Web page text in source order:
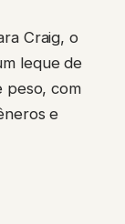
Craig, o
leque de
peso, com
e